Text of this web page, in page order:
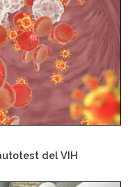
del VIH